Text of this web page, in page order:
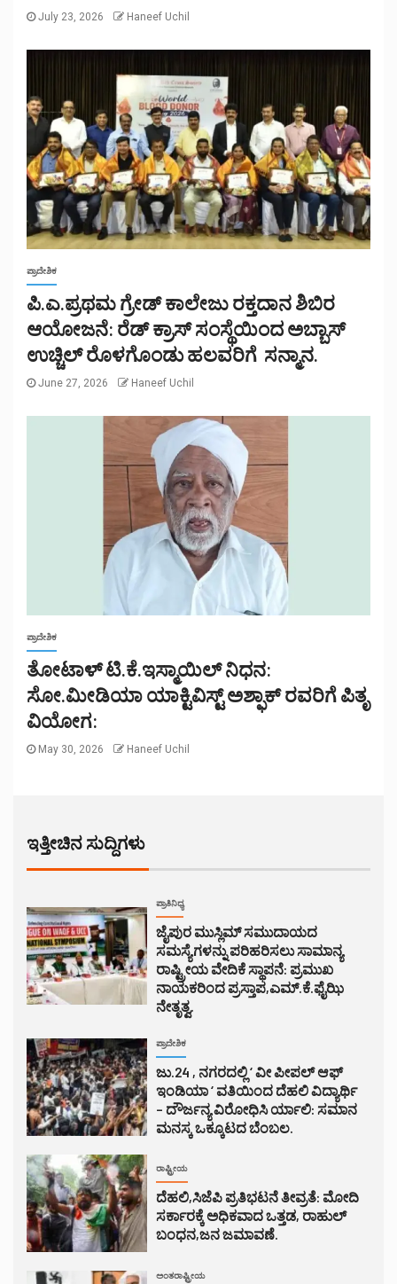
July 23, 2026 Haneef Uchil
ಪ್ರಾದೇಶಿಕ
ಪಿ.ಎ.ಪ್ರಥಮ ಗ್ರೇಡ್ ಕಾಲೇಜು ರಕ್ತದಾನ ಶಿಬಿರ
ಆಯೋಜನೆ: ರೆಡ್ ಕ್ರಾಸ್ ಸಂಸ್ಥೆಯಿಂದ ಅಬ್ಬಾಸ್
ಉಚ್ಚಿಲ್ ರೊಳಗೊಂಡು ಹಲವರಿಗೆ ಸನ್ಮಾನ.
June 27, 2026 Haneef Uchil
ಪ್ರಾದೇಶಿಕ
ತೋಟಾಳ್ ಟಿ.ಕೆ.ಇಸ್ಮಾಯಿಲ್ ನಿಧನ:
ಸೋ.ಮೀಡಿಯಾ ಯಾಕ್ಟಿವಿಸ್ಟ್ ಅಶ್ಫಾಕ್ ರವರಿಗೆ ಪಿತೃ
ವಿಯೋಗ:
May 30, 2026 Haneef Uchil
ಇತ್ತೀಚಿನ ಸುದ್ದಿಗಳು
ಪ್ರಾತಿನಿಧ್ಯ
ಜೈಪುರ ಮುಸ್ಲಿಮ್ ಸಮುದಾಯದ
ಸಮಸ್ಯೆಗಳನ್ನು ಪರಿಹರಿಸಲು ಸಾಮಾನ್ಯ
ರಾಷ್ಟ್ರೀಯ ವೇದಿಕೆ ಸ್ಥಾಪನೆ: ಪ್ರಮುಖ
ನಾಯಕರಿಂದ ಪ್ರಸ್ತಾಪ,ಎಮ್.ಕೆ.ಫೈಝಿ
ನೇತೃತ್ವ.
ಪ್ರಾದೇಶಿಕ
ಜು.24 , ನಗರದಲ್ಲಿ ‘ ವೀ ಪೀಪಲ್ ಆಫ್
ಇಂಡಿಯಾ ‘ ವತಿಯಿಂದ ದೆಹಲಿ ವಿದ್ಯಾರ್ಥಿ
– ದೌರ್ಜನ್ಯ ವಿರೋಧಿಸಿ ರ್ಯಾಲಿ: ಸಮಾನ
ಮನಸ್ಕ ಒಕ್ಕೂಟದ ಬೆಂಬಲ.
ರಾಷ್ಟ್ರೀಯ
ದೆಹಲಿ,ಸಿಜೆಪಿ ಪ್ರತಿಭಟನೆ ತೀವ್ರತೆ: ಮೋದಿ
ಸರ್ಕಾರಕ್ಕೆ ಅಧಿಕವಾದ ಒತ್ತಡ, ರಾಹುಲ್
ಬಂಧನ,ಜನ ಜಮಾವಣೆ.
ಅಂತರಾಷ್ಟ್ರೀಯ